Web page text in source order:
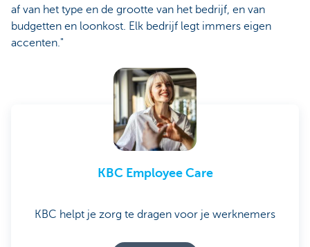
af van het type en de grootte van het bedrijf, en van
budgetten en loonkost. Elk bedrijf legt immers eigen
accenten."
KBC Employee Care
KBC helpt je zorg te dragen voor je werknemers